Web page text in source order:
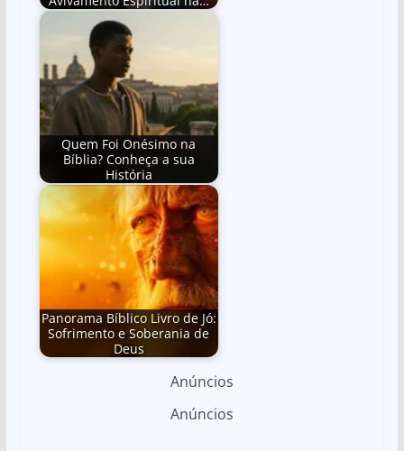
Quem Foi Onésimo na
Bíblia? Conheça a sua
História
Panorama Bíblico Livro de Jó:
Sofrimento e Soberania de
Deus
Anúncios
Anúncios